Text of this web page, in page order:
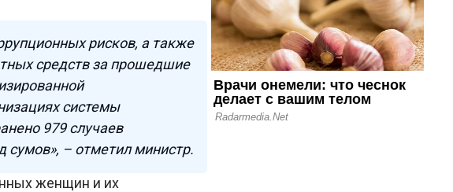
рисков, а также
средств за прошедшие
системы
979 случаев
– отметил министр.
женщин и их